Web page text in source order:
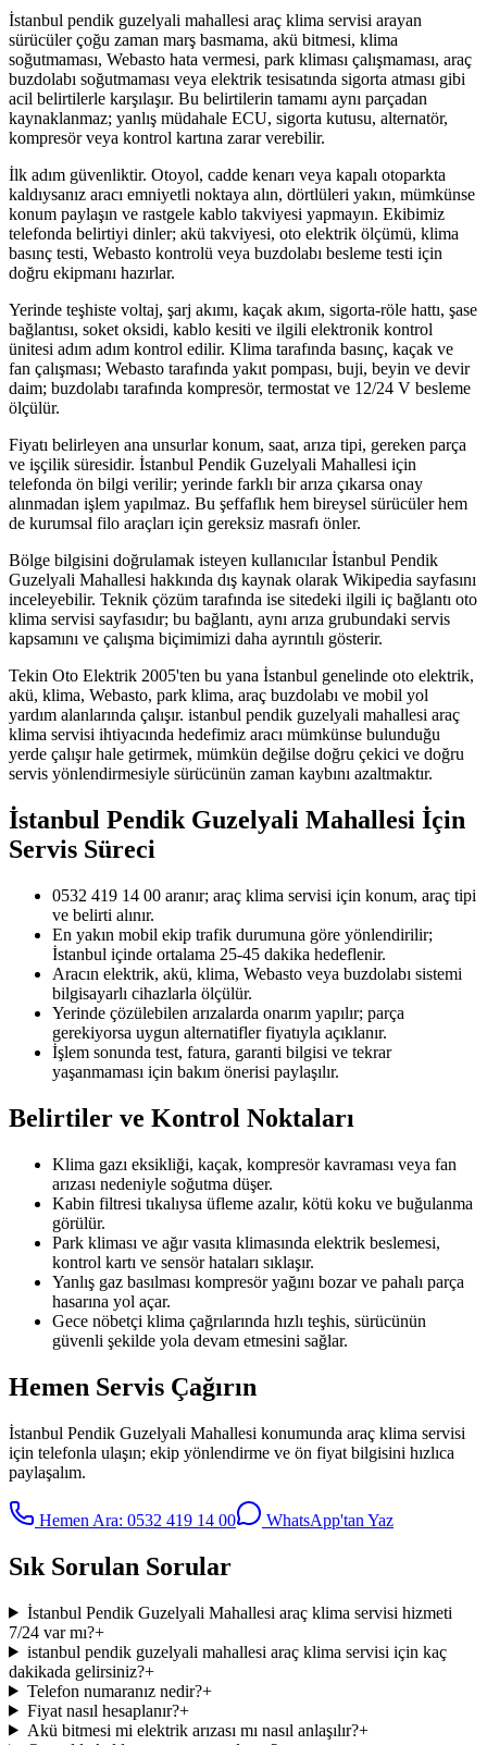
İstanbul pendik guzelyali mahallesi araç klima servisi arayan
sürücüler çoğu zaman marş basmama, akü bitmesi, klima
soğutmaması, Webasto hata vermesi, park kliması çalışmaması, araç
buzdolabı soğutmaması veya elektrik tesisatında sigorta atması gibi
acil belirtilerle karşılaşır. Bu belirtilerin tamamı aynı parçadan
kaynaklanmaz; yanlış müdahale ECU, sigorta kutusu, alternatör,
kompresör veya kontrol kartına zarar verebilir.
İlk adım güvenliktir. Otoyol, cadde kenarı veya kapalı otoparkta
kaldıysanız aracı emniyetli noktaya alın, dörtlüleri yakın, mümkünse
konum paylaşın ve rastgele kablo takviyesi yapmayın. Ekibimiz
telefonda belirtiyi dinler; akü takviyesi, oto elektrik ölçümü, klima
basınç testi, Webasto kontrolü veya buzdolabı besleme testi için
doğru ekipmanı hazırlar.
Yerinde teşhiste voltaj, şarj akımı, kaçak akım, sigorta-röle hattı, şase
bağlantısı, soket oksidi, kablo kesiti ve ilgili elektronik kontrol
ünitesi adım adım kontrol edilir. Klima tarafında basınç, kaçak ve
fan çalışması; Webasto tarafında yakıt pompası, buji, beyin ve devir
daim; buzdolabı tarafında kompresör, termostat ve 12/24 V besleme
ölçülür.
Fiyatı belirleyen ana unsurlar konum, saat, arıza tipi, gereken parça
ve işçilik süresidir. İstanbul Pendik Guzelyali Mahallesi için
telefonda ön bilgi verilir; yerinde farklı bir arıza çıkarsa onay
alınmadan işlem yapılmaz. Bu şeffaflık hem bireysel sürücüler hem
de kurumsal filo araçları için gereksiz masrafı önler.
Bölge bilgisini doğrulamak isteyen kullanıcılar İstanbul Pendik
Guzelyali Mahallesi hakkında dış kaynak olarak Wikipedia sayfasını
inceleyebilir. Teknik çözüm tarafında ise sitedeki ilgili iç bağlantı oto
klima servisi sayfasıdır; bu bağlantı, aynı arıza grubundaki servis
kapsamını ve çalışma biçimimizi daha ayrıntılı gösterir.
Tekin Oto Elektrik 2005'ten bu yana İstanbul genelinde oto elektrik,
akü, klima, Webasto, park klima, araç buzdolabı ve mobil yol
yardım alanlarında çalışır. istanbul pendik guzelyali mahallesi araç
klima servisi ihtiyacında hedefimiz aracı mümkünse bulunduğu
yerde çalışır hale getirmek, mümkün değilse doğru çekici ve doğru
servis yönlendirmesiyle sürücünün zaman kaybını azaltmaktır.
İstanbul Pendik Guzelyali Mahallesi İçin
Servis Süreci
0532 419 14 00 aranır; araç klima servisi için konum, araç tipi
ve belirti alınır.
En yakın mobil ekip trafik durumuna göre yönlendirilir;
İstanbul içinde ortalama 25-45 dakika hedeflenir.
Aracın elektrik, akü, klima, Webasto veya buzdolabı sistemi
bilgisayarlı cihazlarla ölçülür.
Yerinde çözülebilen arızalarda onarım yapılır; parça
gerekiyorsa uygun alternatifler fiyatıyla açıklanır.
İşlem sonunda test, fatura, garanti bilgisi ve tekrar
yaşanmaması için bakım önerisi paylaşılır.
Belirtiler ve Kontrol Noktaları
Klima gazı eksikliği, kaçak, kompresör kavraması veya fan
arızası nedeniyle soğutma düşer.
Kabin filtresi tıkalıysa üfleme azalır, kötü koku ve buğulanma
görülür.
Park kliması ve ağır vasıta klimasında elektrik beslemesi,
kontrol kartı ve sensör hataları sıklaşır.
Yanlış gaz basılması kompresör yağını bozar ve pahalı parça
hasarına yol açar.
Gece nöbetçi klima çağrılarında hızlı teşhis, sürücünün
güvenli şekilde yola devam etmesini sağlar.
Hemen Servis Çağırın
İstanbul Pendik Guzelyali Mahallesi konumunda araç klima servisi
için telefonla ulaşın; ekip yönlendirme ve ön fiyat bilgisini hızlıca
paylaşalım.
Hemen Ara: 0532 419 14 00 WhatsApp'tan Yaz
Sık Sorulan Sorular
İstanbul Pendik Guzelyali Mahallesi araç klima servisi hizmeti
7/24 var mı?+
istanbul pendik guzelyali mahallesi araç klima servisi için kaç
dakikada gelirsiniz?+
Telefon numaranız nedir?+
Fiyat nasıl hesaplanır?+
Akü bitmesi mi elektrik arızası mı nasıl anlaşılır?+